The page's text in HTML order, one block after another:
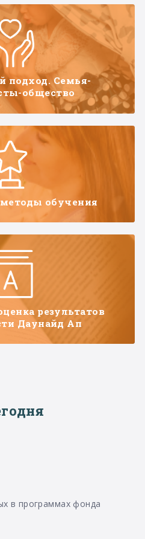
подход. Семья-
общество
обучения
результатов
Даунайд Ап
в программах фонда